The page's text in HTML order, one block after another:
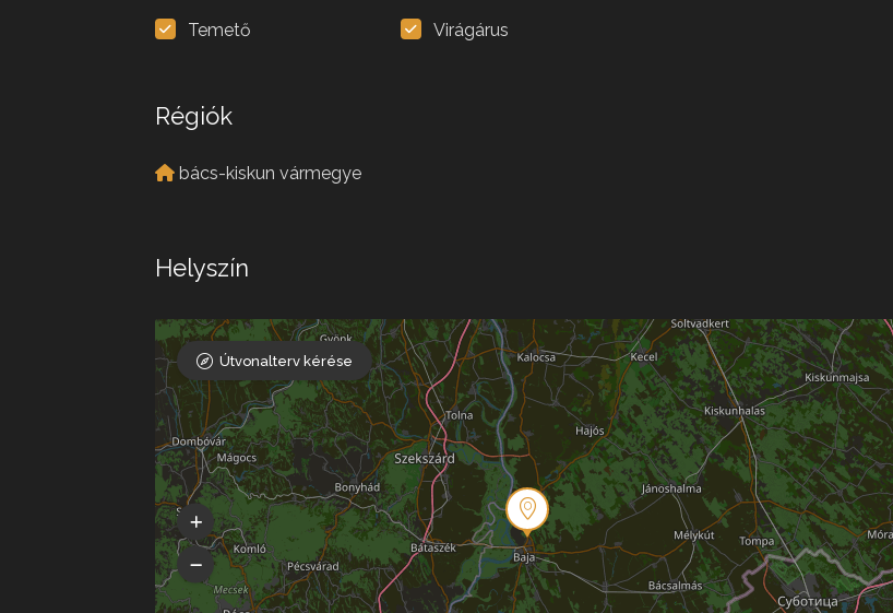
Temető Virágárus
Régiók
bács-kiskun vármegye
Helyszín
Útvonalterv kérése